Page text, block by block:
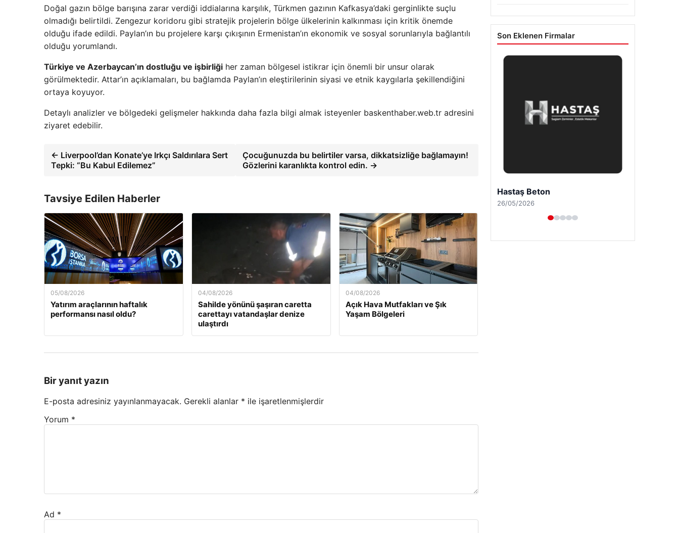
Doğal gazın bölge barışına zarar verdiği iddialarına karşılık, Türkmen gazının Kafkasya’daki gerginlikte suçlu
olmadığı belirtildi. Zengezur koridoru gibi stratejik projelerin bölge ülkelerinin kalkınması için kritik önemde
olduğu ifade edildi. Paylan’ın bu projelere karşı çıkışının Ermenistan’ın ekonomik ve sosyal sorunlarıyla bağlantılı
olduğu yorumlandı.
Türkiye ve Azerbaycan’ın dostluğu ve işbirliği her zaman bölgesel istikrar için önemli bir unsur olarak
görülmektedir. Attar’ın açıklamaları, bu bağlamda Paylan’ın eleştirilerinin siyasi ve etnik kaygılarla şekillendiğini
ortaya koyuyor.
Detaylı analizler ve bölgedeki gelişmeler hakkında daha fazla bilgi almak isteyenler baskenthaber.web.tr adresini
ziyaret edebilir.
← Liverpool’dan Konate’ye Irkçı Saldırılara Sert
Tepki: “Bu Kabul Edilemez”
Çocuğunuzda bu belirtiler varsa, dikkatsizliğe bağlamayın!
Gözlerini karanlıkta kontrol edin. →
Tavsiye Edilen Haberler
05/08/2026
Yatırım araçlarının haftalık
performansı nasıl oldu?
04/08/2026
Sahilde yönünü şaşıran caretta
carettayı vatandaşlar denize
ulaştırdı
04/08/2026
Açık Hava Mutfakları ve Şık
Yaşam Bölgeleri
Bir yanıt yazın
E-posta adresiniz yayınlanmayacak. Gerekli alanlar * ile işaretlenmişlerdir
Yorum *
Ad *
Son Eklenen Firmalar
Prenses Night Club
29/04/2026